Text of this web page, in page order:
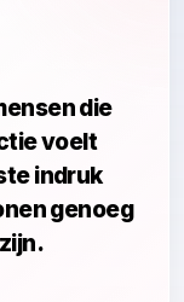
die
voelt
indruk
genoeg